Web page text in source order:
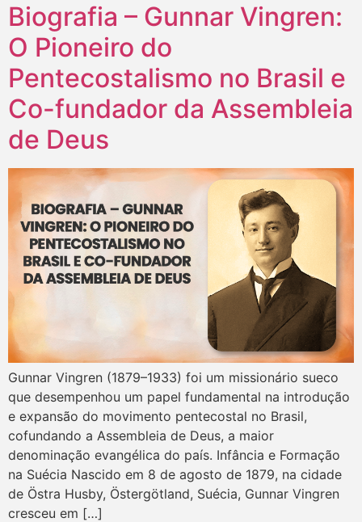
Biografia – Gunnar Vingren:
O Pioneiro do
Pentecostalismo no Brasil e
Co-fundador da Assembleia
de Deus
Gunnar Vingren (1879–1933) foi um missionário sueco
que desempenhou um papel fundamental na introdução
e expansão do movimento pentecostal no Brasil,
cofundando a Assembleia de Deus, a maior
denominação evangélica do país. Infância e Formação
na Suécia Nascido em 8 de agosto de 1879, na cidade
de Östra Husby, Östergötland, Suécia, Gunnar Vingren
cresceu em […]